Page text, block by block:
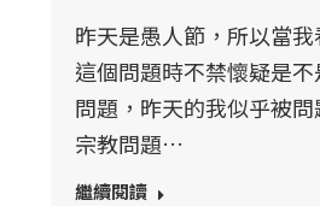
昨天是愚人節，所以當
這個問題時不禁懷疑是
問題，昨天的我似乎被問
宗教問題…
繼續閱讀